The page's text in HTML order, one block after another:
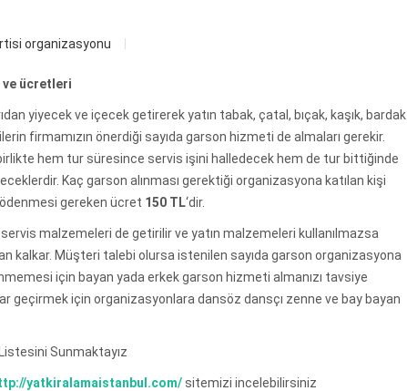
organizasyonu
ve ücretleri
yiyecek ve içecek getirerek yatın tabak, çatal, bıçak, kaşık, bardak
firmamızın önerdiği sayıda garson hizmeti de almaları gerekir.
hem tur süresince servis işini halledecek hem de tur bittiğinde
Kaç garson alınması gerektiği organizasyona katılan kişi
ödenmesi gereken ücret 150 TL‘dir.
malzemeleri de getirilir ve yatın malzemeleri kullanılmazsa
kalkar. Müşteri talebi olursa istenilen sayıda garson organizasyona
için bayan yada erkek garson hizmeti almanızı tavsiye
geçirmek için organizasyonlara dansöz dansçı zenne ve bay bayan
Sunmaktayız
yatkiralamaistanbul.com/sitemizi incelebilirsiniz